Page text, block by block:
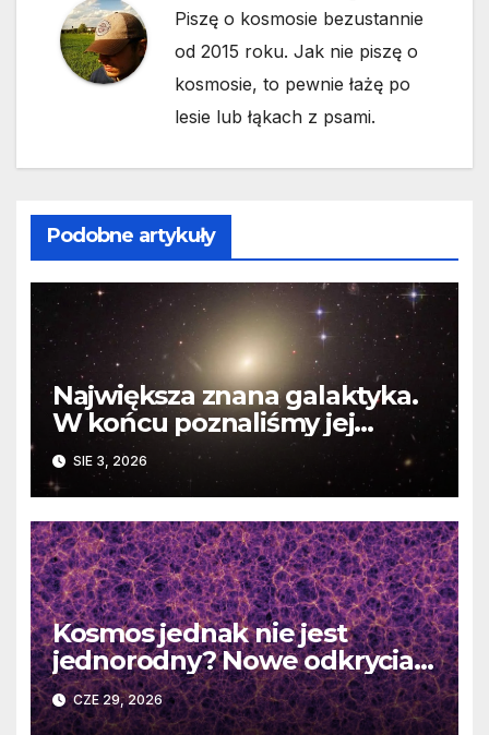
Piszę o kosmosie bezustannie
od 2015 roku. Jak nie piszę o
kosmosie, to pewnie łażę po
lesie lub łąkach z psami.
Podobne artykuły
Największa znana galaktyka.
W końcu poznaliśmy jej
faktyczne wymiary
SIE 3, 2026
Kosmos jednak nie jest
jednorodny? Nowe odkrycia
DESI burzą fundamentalne
zasady kosmologii
CZE 29, 2026